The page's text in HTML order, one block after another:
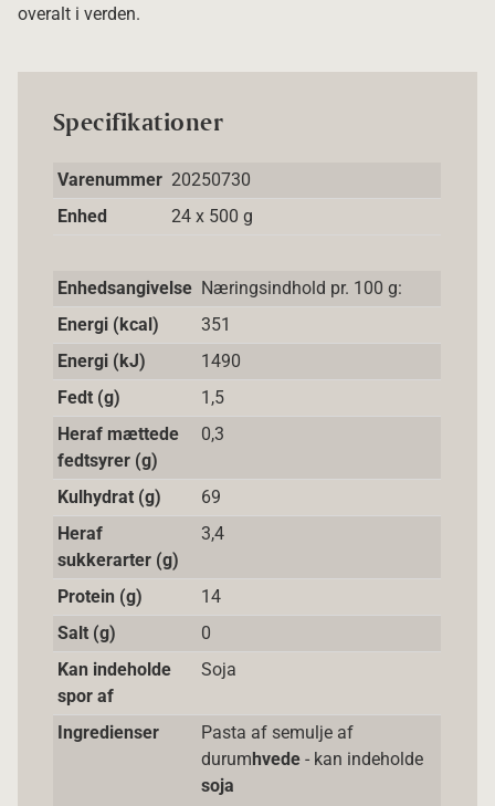
overalt i verden.
Specifikationer
Varenummer 20250730
Enhed
24 x 500 g
Enhedsangivelse Næringsindhold pr. 100 g:
Energi (kcal)
351
Energi (kJ)
1490
Fedt (g)
1,5
Heraf mættede
fedtsyrer (g)
0,3
Kulhydrat (g)
69
Heraf
sukkerarter (g)
3,4
Protein (g)
14
Salt (g)
0
Kan indeholde
spor af
Soja
Ingredienser
Pasta af semulje af
durumhvede - kan indeholde
soja